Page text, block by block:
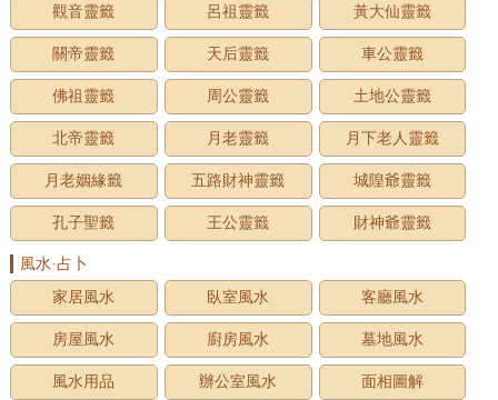
觀音靈籤
呂祖靈籤 黃大仙靈籤
關帝靈籤 天后靈籤 車公靈籤
佛祖靈籤 周公靈籤 土地公靈籤
北帝靈籤 月老靈籤 月下老人靈籤
月老姻緣籤 五路財神靈籤 城隍爺靈籤
孔子聖籤 王公靈籤 財神爺靈籤
風水·占卜
家居風水
臥室風水 客廳風水
房屋風水 廚房風水 墓地風水
風水用品 辦公室風水 面相圖解